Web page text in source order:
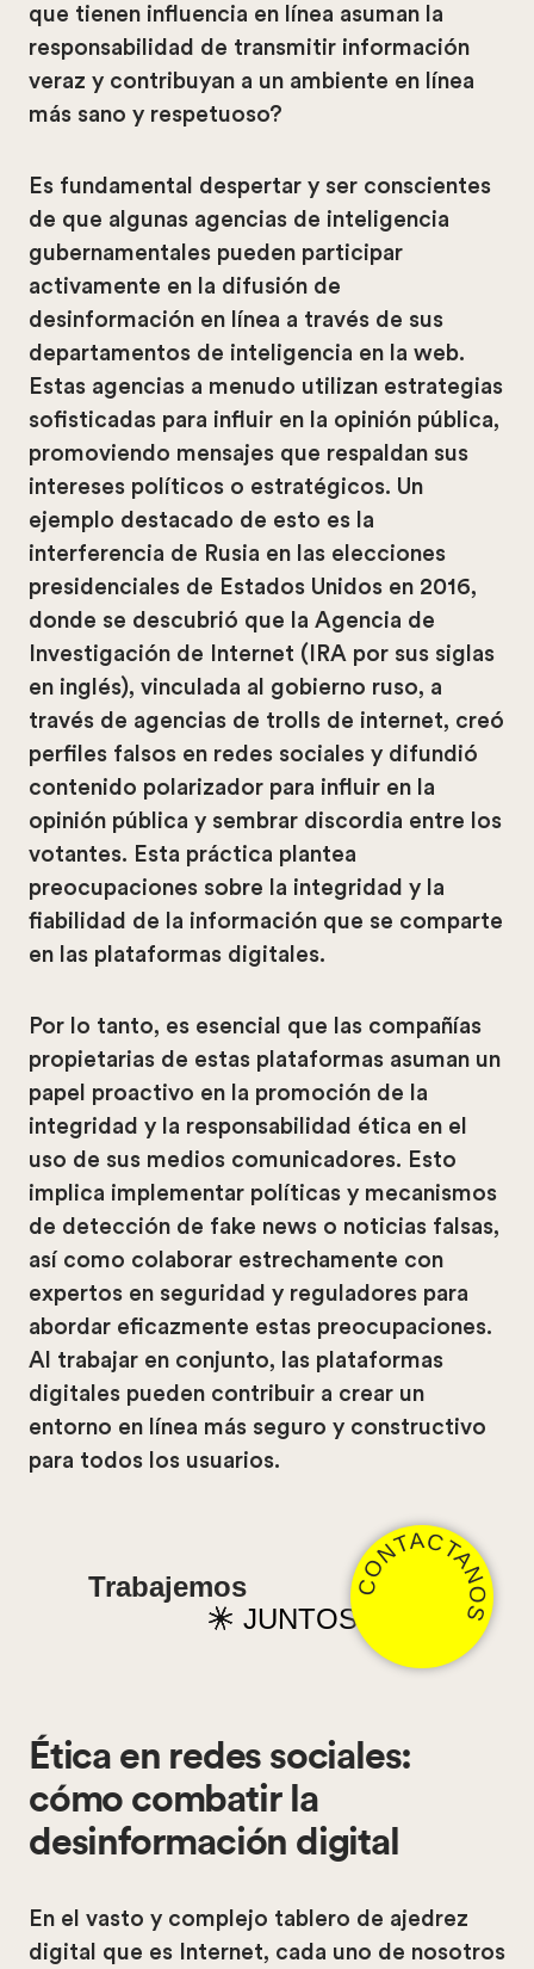
que tienen influencia en línea asuman la
responsabilidad de transmitir información
veraz y contribuyan a un ambiente en línea
más sano y respetuoso?
Es fundamental despertar y ser conscientes
de que algunas agencias de inteligencia
gubernamentales pueden participar
activamente en la difusión de
desinformación en línea a través de sus
departamentos de inteligencia en la web.
Estas agencias a menudo utilizan estrategias
sofisticadas para influir en la opinión pública,
promoviendo mensajes que respaldan sus
intereses políticos o estratégicos. Un
ejemplo destacado de esto es la
interferencia de Rusia en las elecciones
presidenciales de Estados Unidos en 2016,
donde se descubrió que la Agencia de
Investigación de Internet (IRA por sus siglas
en inglés), vinculada al gobierno ruso, a
través de agencias de trolls de internet, creó
perfiles falsos en redes sociales y difundió
contenido polarizador para influir en la
opinión pública y sembrar discordia entre los
votantes. Esta práctica plantea
preocupaciones sobre la integridad y la
fiabilidad de la información que se comparte
en las plataformas digitales.
Por lo tanto, es esencial que las compañías
propietarias de estas plataformas asuman un
papel proactivo en la promoción de la
integridad y la responsabilidad ética en el
uso de sus medios comunicadores. Esto
implica implementar políticas y mecanismos
de detección de fake news o noticias falsas,
así como colaborar estrechamente con
expertos en seguridad y reguladores para
abordar eficazmente estas preocupaciones.
Al trabajar en conjunto, las plataformas
digitales pueden contribuir a crear un
entorno en línea más seguro y constructivo
para todos los usuarios.
Trabajemos
JUNTOSCONTACTANOS
Ética en redes sociales:
cómo combatir la
desinformación digital
En el vasto y complejo tablero de ajedrez
digital que es Internet, cada uno de nosotros